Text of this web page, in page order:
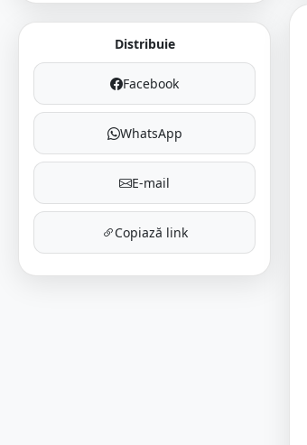
Distribuie
Facebook
WhatsApp
E-mail
Copiază link